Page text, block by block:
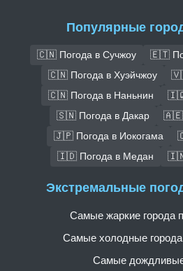
Популярные
🇨🇳 Погода в Сучжоу
🇪🇹
🇨🇳 Погода в Хуэйчжоу
🇨🇳 Погода в Наньнин
🇮🇶
🇸🇳 Погода в Дакар
🇦🇪
🇯🇵 Погода в Иокогама
🇮🇩 Погода в Медан
🇮🇳
Экстремальные
Самые жаркие города
Самые холодные
Самые